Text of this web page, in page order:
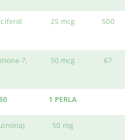
25 mcg 500
7,
50 mcg 67
1 PERLA
50 mg